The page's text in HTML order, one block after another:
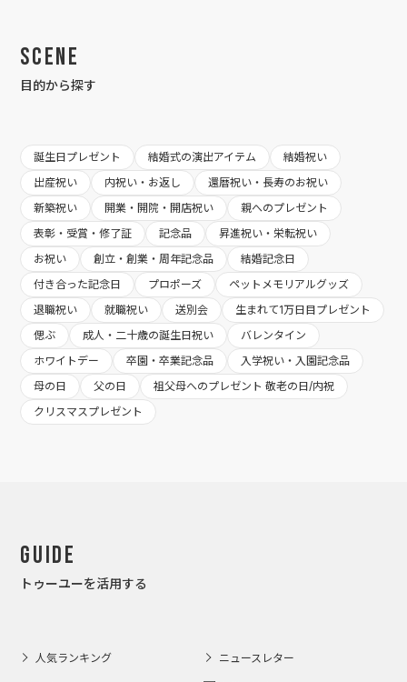
Scene
目的から探す
誕生日プレゼント 結婚式の演出アイテム
結婚祝い
出産祝い
内祝い・お返し
還暦祝い・長寿のお祝い
新築祝い
開業・開院・開店祝い
親へのプレゼント
表彰・受賞・修了証
記念品
昇進祝い・栄転祝い
お祝い
創立・創業・周年記念品
結婚記念日
付き合った記念日
プロポーズ
ペットメモリアルグッズ
退職祝い
就職祝い 送別会
生まれて1万日目プレゼント
偲ぶ
成人・二十歳の誕生日祝い
バレンタイン
ホワイトデー
卒園・卒業記念品
入学祝い・入園記念品
母の日
父の日
祖父母へのプレゼント 敬老の日/内祝
クリスマスプレゼント
Guide
トゥーユーを活用する
人気ランキング ニュースレター